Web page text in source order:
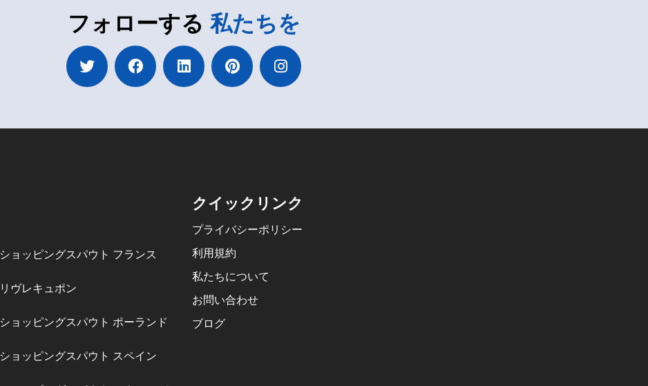
フォローする私たちを
ショッピングスパウト フランス
リヴレキュポン
ショッピングスパウト ポーランド
ショッピングスパウト スペイン
クイックリンク
プライバシーポリシー
利用規約
私たちについて
お問い合わせ
ブログ